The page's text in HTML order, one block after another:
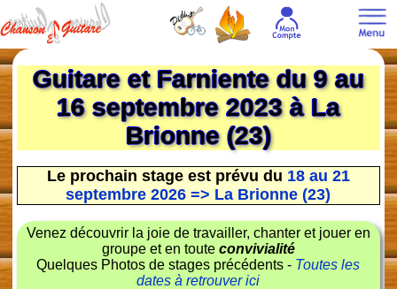
Guitare et Farniente du 9 au
16 septembre 2023 à La
Brionne (23)
Le prochain stage est prévu du 18 au 21
septembre 2026 => La Brionne (23)
Venez découvrir la joie de travailler, chanter et jouer en
groupe et en toute convivialité
Quelques Photos de stages précédents - Toutes les
dates à retrouver ici